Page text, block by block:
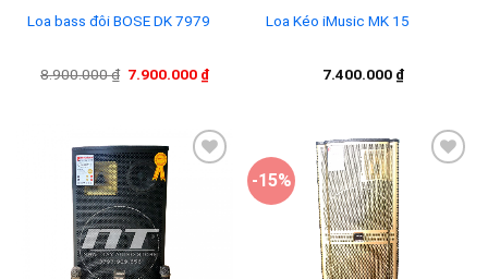
Loa bass đôi BOSE DK 7979
8.900.000₫ Giá
7.900.000 ₫Giá
7.900.000 ₫.
Loa Kéo iMusic MK 15
7.400.000 ₫
-15%